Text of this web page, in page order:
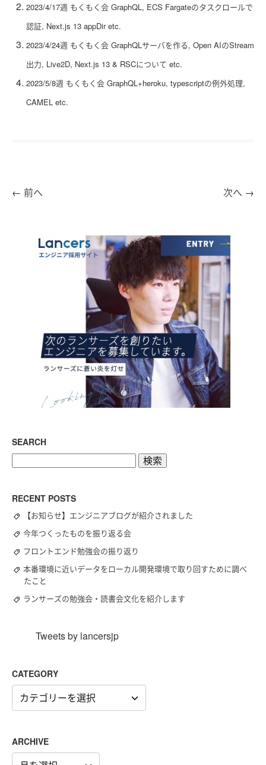
2023/4/17週 もくもく会 GraphQL, ECS Fargateのタスクロールで
認証, Next.js 13 appDir etc.
2023/4/24週 もくもく会 GraphQLサーバを作る, Open AIのStream
出力, Live2D, Next.js 13 & RSCについて etc.
2023/5/8週 もくもく会 GraphQL+heroku, typescriptの例外処理,
CAMEL etc.
← 前へ 次へ →
SEARCH
RECENT POSTS
【お知らせ】エンジニアブログが紹介されました
今年つくったものを振り返る会
フロントエンド勉強会の振り返り
本番環境に近いデータをローカル開発環境で取り回すために調べ
たこと
ランサーズの勉強会・読書会文化を紹介します
Tweets by lancersjp
CATEGORY
CATEGORY
ARCHIVE
ARCHIVE